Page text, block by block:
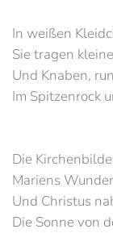
In weißen
Sie tragen
Und Knaben,
Im Spitzenrock
Die
Mariens
Und Christus
Die Sonne von